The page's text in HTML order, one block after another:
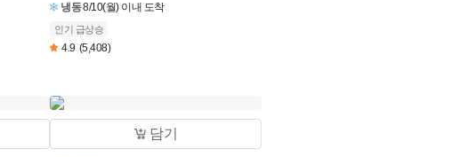
냉동8/10(월) 이내 도착
인기 급상승
4.9 (5,408)
담기